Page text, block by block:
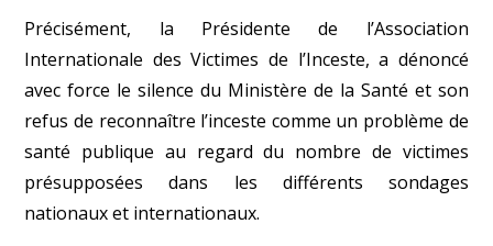
Précisément, la Présidente de l’Association
Internationale des Victimes de l’Inceste, a dénoncé
avec force le silence du Ministère de la Santé et son
refus de reconnaître l’inceste comme un problème de
santé publique au regard du nombre de victimes
présupposées dans les différents sondages
nationaux et internationaux.